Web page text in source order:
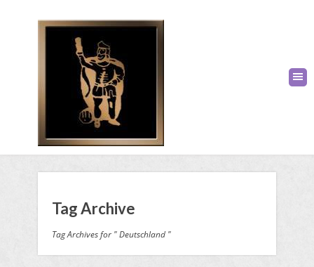
Tag Archive
Tag Archives for " Deutschland "